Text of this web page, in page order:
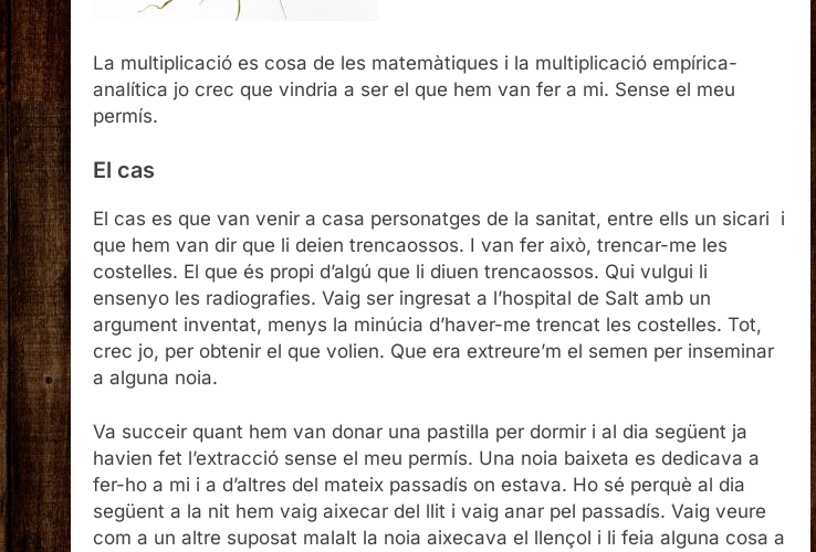
La multiplicació es cosa de les matemàtiques i la multiplicació empírica-
analítica jo crec que vindria a ser el que hem van fer a mi. Sense el meu
permís.
El cas
El cas es que van venir a casa personatges de la sanitat, entre ells un sicari i
que hem van dir que li deien trencaossos. I van fer això, trencar-me les
costelles. El que és propi d’algú que li diuen trencaossos. Qui vulgui li
ensenyo les radiografies. Vaig ser ingresat a l’hospital de Salt amb un
argument inventat, menys la minúcia d’haver-me trencat les costelles. Tot,
crec jo, per obtenir el que volien. Que era extreure’m el semen per inseminar
a alguna noia.
Va succeir quant hem van donar una pastilla per dormir i al dia següent ja
havien fet l’extracció sense el meu permís. Una noia baixeta es dedicava a
fer-ho a mi i a d’altres del mateix passadís on estava. Ho sé perquè al dia
següent a la nit hem vaig aixecar del llit i vaig anar pel passadís. Vaig veure
com a un altre suposat malalt la noia aixecava el llençol i li feia alguna cosa a